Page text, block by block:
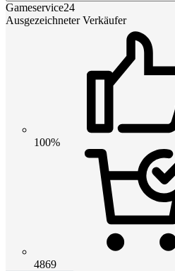
Gameservice24
Ausgezeichneter Verkäufer
100%
4869